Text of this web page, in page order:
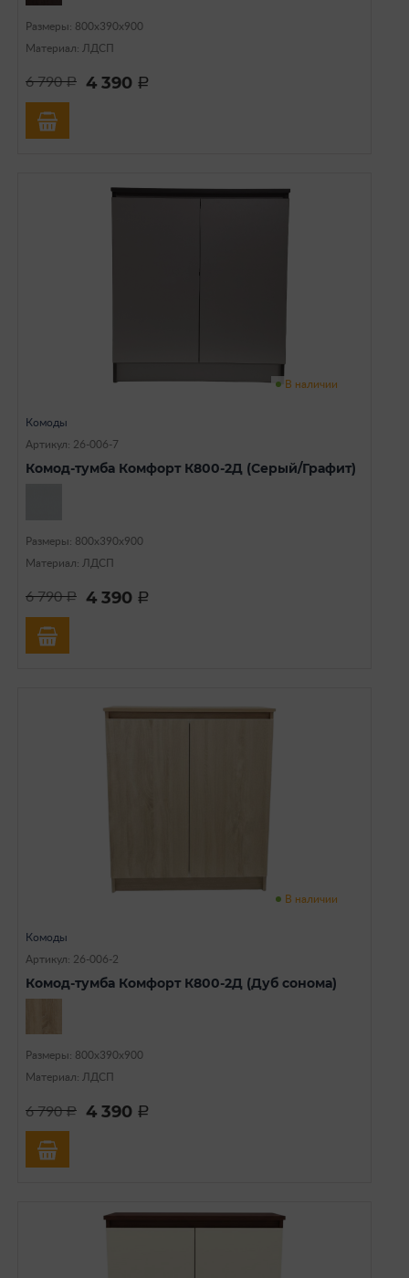
Размеры: 800х390х900
Материал: ЛДСП
6 790a 4 390 a
В наличии
Комоды
Артикул: 26-006-7
Комод-тумба Комфорт К800-2Д (Серый/Графит)
Размеры: 800х390х900
Материал: ЛДСП
6 790a 4 390 a
В наличии
Комоды
Артикул: 26-006-2
Комод-тумба Комфорт К800-2Д (Дуб сонома)
Размеры: 800х390х900
Материал: ЛДСП
6 790a 4 390 a